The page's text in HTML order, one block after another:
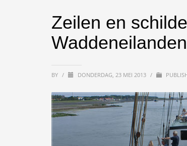
Zeilen en
Waddeneilanden
BY / DONDERDAG, 23 MEI 2013 /